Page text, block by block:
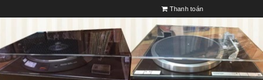
Thanh toán